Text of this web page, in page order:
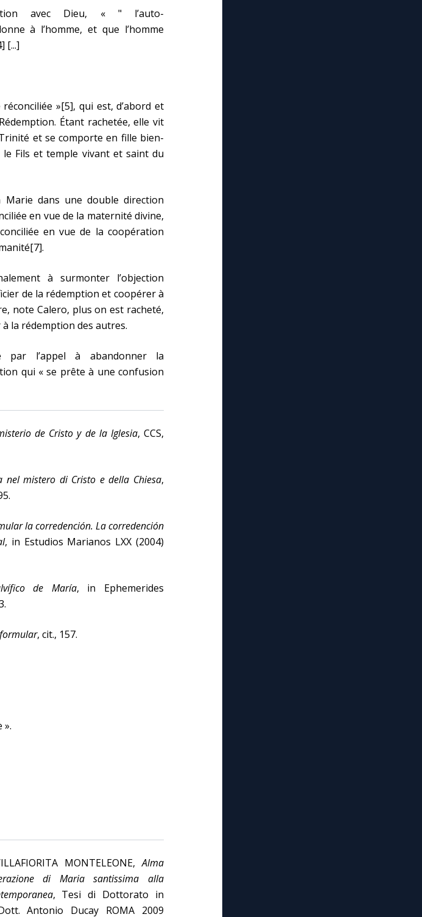
avec Dieu, « " l’auto-
à l’homme, et que l’homme
[...]
»[5], qui est, d’abord et
Étant rachetée, elle vit
et se comporte en fille bien-
Fils et temple vivant et saint du
dans une double direction
en vue de la maternité divine,
en vue de la coopération
à surmonter l’objection
de la rédemption et coopérer à
note Calero, plus on est racheté,
la rédemption des autres.
par l’appel à abandonner la
qui « se prête à une confusion
de Cristo y de la Iglesia, CCS,
nel mistero di Cristo e della Chiesa,
la corredención. La corredención
, in Estudios Marianos LXX (2004)
de María, in Ephemerides
, cit., 157.
».
MONTELEONE,Alma
di Maria santissima alla
, Tesi di Dottorato in
Antonio Ducay ROMA 2009